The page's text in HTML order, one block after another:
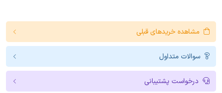
مشاهده خریدهای قبلی
سوالات متداول
درخواست پشتیبانی